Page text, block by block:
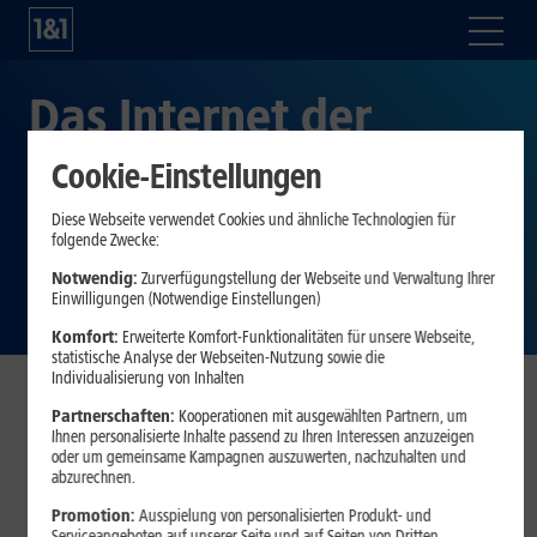
Das Internet der
Zukunft – Teil 2: Eine
kurze Geschichte der
Glasfaser
Wussten Sie, dass Glasfäden schon vor fast 4.000 Jahren
bei den Ägyptern oder den Griechen beliebt waren?
Logischerweise nicht als Infrastruktur-Komponente für
schnelles Internet, sondern zum Verzieren von Vasen und
Cookie-Einstellungen
Diese Webseite verwendet Cookies und ähnliche Technologien für
folgende Zwecke:
Notwendig: Zurverfügungstellung der Webseite und Verwaltung Ihrer
Einwilligungen (Notwendige Einstellungen)
Komfort: Erweiterte Komfort-Funktionalitäten für unsere Webseite,
statistische Analyse der Webseiten-Nutzung sowie die
Individualisierung von Inhalten
Partnerschaften: Kooperationen mit ausgewählten Partnern, um
Ihnen personalisierte Inhalte passend zu Ihren Interessen anzuzeigen
oder um gemeinsame Kampagnen auszuwerten, nachzuhalten und
abzurechnen.
Promotion:Ausspielung von personalisierten Produkt- und